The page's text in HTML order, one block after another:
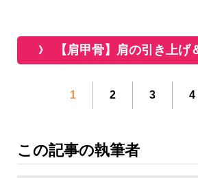
【肩甲骨】肩の引き上げ
1 2 3 4
この記事の執筆者